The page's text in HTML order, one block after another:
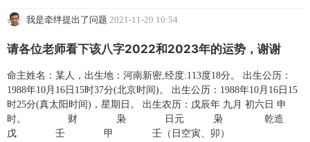
我是牵绊提出了问题 2021-11-20 10:54
请各位老师看下该八字2022和2023年的运势，谢谢
命主姓名：某人，出生地：河南新密,经度:113度18分。 出生公历：
1988年10月16日15时37分(北京时间)。 出生公历：1988年10月16日15
时25分(真太阳时间)，星期日。 出生农历：戊辰年 九月 初六日 申
时。 财 枭 日元 枭 乾造
戊 壬 甲 壬（日空寅、卯）